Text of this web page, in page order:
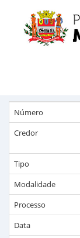
Número
Credor
Tipo
Modalidade
Processo
Data